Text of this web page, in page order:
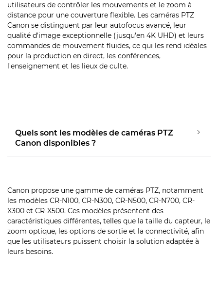
utilisateurs de contrôler les mouvements et le zoom à
distance pour une couverture flexible. Les caméras PTZ
Canon se distinguent par leur autofocus avancé, leur
qualité d'image exceptionnelle (jusqu'en 4K UHD) et leurs
commandes de mouvement fluides, ce qui les rend idéales
pour la production en direct, les conférences,
l'enseignement et les lieux de culte.
Quels sont les modèles de caméras PTZ
Canon disponibles ?
Canon propose une gamme de caméras PTZ, notamment
les modèles CR-N100, CR-N300, CR-N500, CR-N700, CR-
X300 et CR-X500. Ces modèles présentent des
caractéristiques différentes, telles que la taille du capteur, le
zoom optique, les options de sortie et la connectivité, afin
que les utilisateurs puissent choisir la solution adaptée à
leurs besoins.